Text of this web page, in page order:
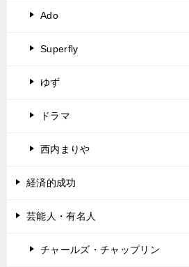
Ado
Superfly
ゆず
ドラマ
西内まりや
経済的成功
芸能人・有名人
チャールズ・チャップリン